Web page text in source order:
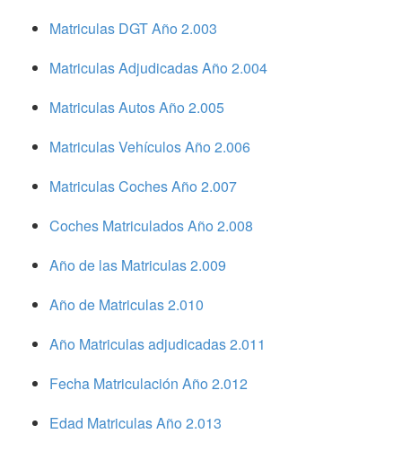
Matriculas DGT Año 2.003
Matriculas Adjudicadas Año 2.004
Matriculas Autos Año 2.005
Matriculas Vehículos Año 2.006
Matriculas Coches Año 2.007
Coches Matriculados Año 2.008
Año de las Matriculas 2.009
Año de Matriculas 2.010
Año Matriculas adjudicadas 2.011
Fecha Matriculación Año 2.012
Edad Matriculas Año 2.013